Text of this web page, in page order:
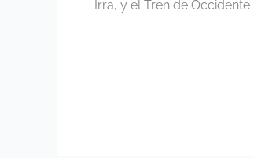
Irra, y el Tren de Occidente